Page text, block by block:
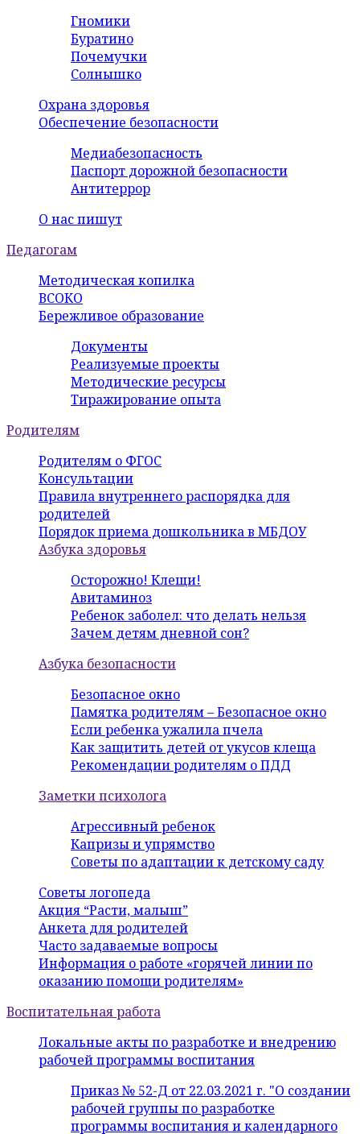
Гномики
Буратино
Почемучки
Солнышко
Охрана здоровья
Обеспечение безопасности
Медиабезопасность
Паспорт дорожной безопасности
Антитеррор
О нас пишут
Педагогам
Методическая копилка
ВСОКО
Бережливое образование
Документы
Реализуемые проекты
Методические ресурсы
Тиражирование опыта
Родителям
Родителям о ФГОС
Консультации
Правила внутреннего распорядка для
родителей
Порядок приема дошкольника в МБДОУ
Азбука здоровья
Осторожно! Клещи!
Авитаминоз
Ребенок заболел: что делать нельзя
Зачем детям дневной сон?
Азбука безопасности
Безопасное окно
Памятка родителям – Безопасное окно
Если ребенка ужалила пчела
Как защитить детей от укусов клеща
Рекомендации родителям о ПДД
Заметки психолога
Агрессивный ребенок
Капризы и упрямство
Советы по адаптации к детскому саду
Советы логопеда
Акция “Расти, малыш”
Анкета для родителей
Часто задаваемые вопросы
Информация о работе «горячей линии по
оказанию помощи родителям»
Воспитательная работа
Локальные акты по разработке и внедрению
рабочей программы воспитания
Приказ № 52-Д от 22.03.2021 г. "О создании
рабочей группы по разработке
программы воспитания и календарного